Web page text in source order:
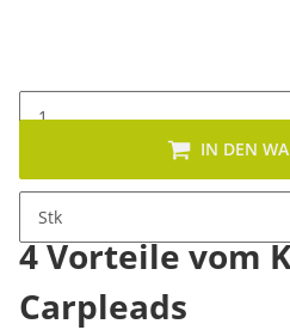
Stk
IN DEN
4 Vorteile vom
Carpleads